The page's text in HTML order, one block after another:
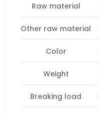
Raw material
Other raw material
Color
Weight
Breaking load